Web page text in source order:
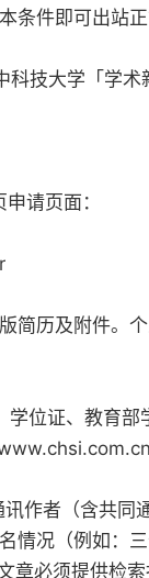
条件即可出站
科技大学「学
请页面：
简历及附件。
位证、教育
作者（含共同
情况（例如：
章必须提供检